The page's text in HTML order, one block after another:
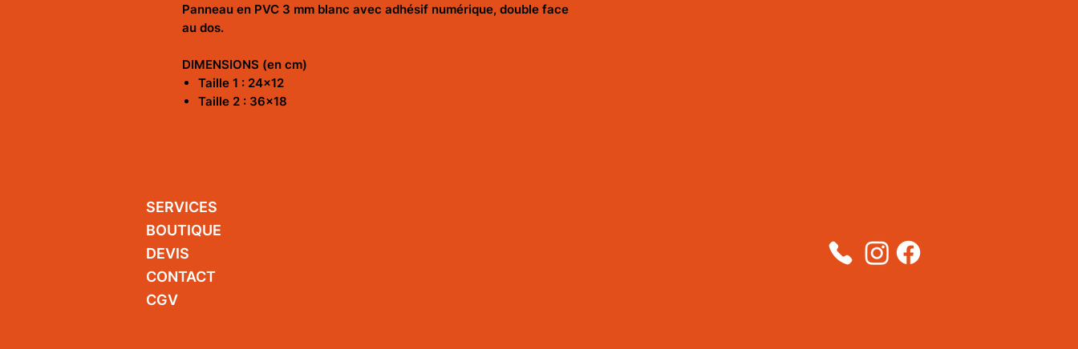
Panneau en PVC 3 mm blanc avec adhésif numérique, double face
au dos.
DIMENSIONS (en cm)
Taille 1 : 24x12
Taille 2 : 36x18
SERVICES
BOUTIQUE
DEVIS
CONTACT
CGV